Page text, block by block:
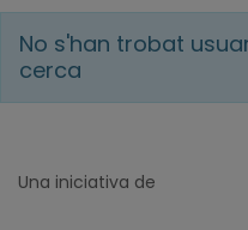
No s'han trobat
cerca
Una iniciativa de